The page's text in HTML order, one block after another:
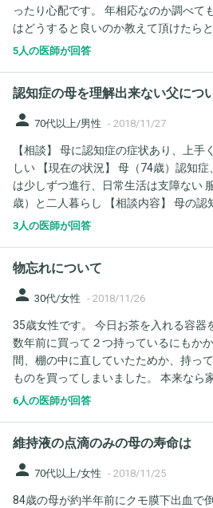
ったり心配です。 年相応なのか調べて
5人の医師が回答
認知症の母を理解出来ない父につ
person 70代以上/男性 - 2018/11/27
【相談】 母に認知症の症状あり、上手
しい 【現在の状況】 母（74歳）認知症、医療機関診断確定 現在
は少しずつ進行、日常生活は支障ない
歳）と二人暮らし 【相談内容】 母の認知症を父が理解出来ず、
度々問題が起きております。 認知症サ
解出来ない）かと思われます。 母が認知症による失敗をする度
に、強く責めるような状況です。その
出来ないあたり、父も軽い認知障害が考えら
たケースを好転させる、何か良いアド
しょうか？
3人の医師が回答
物忘れについて
person 30代/女性 - 2018/11/26
35歳女性です。 今日お茶を入れる容器
数年前に買って２つ持っているにもか
間、棚の中に直していたためか、持っ
ものを買ってしまいました。 本来なら
日買う必要がなかったものです。 しか
れ？確か同じもの持ってなかったっけ
棚の奥を探してみると同じものがありゾッと
なのに、あたかも初めて見たかのよう
6人の医師が回答
維持液の点滴のみの母の寿命は
person 70代以上/女性 - 2018/11/25
84歳の母が約半年前にクモ膜下出血で